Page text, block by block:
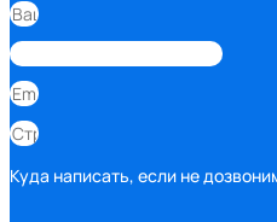
Куда написать, если не